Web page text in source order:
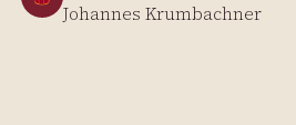
Johannes Krumbachner